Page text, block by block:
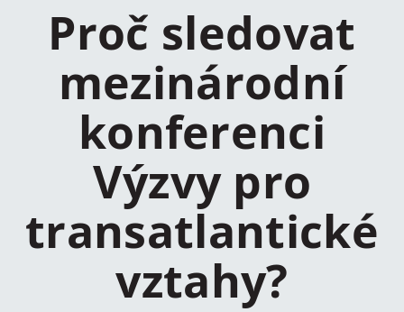
Proč sledovat
mezinárodní
konferenci
Výzvy pro
transatlantické
vztahy?